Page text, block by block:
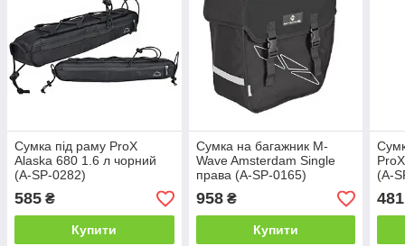
Сумка під раму ProX
Alaska 680 1.6 л чорний
(A-SP-0282)
585 ₴
Купити
Сумка на багажник M-
Wave Amsterdam Single
права (A-SP-0165)
958₴
Купити
(A-
481